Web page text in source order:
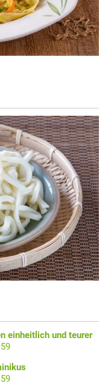
einheitlich und teurer